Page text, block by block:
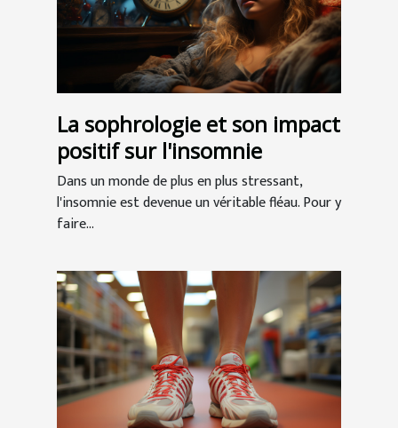
La sophrologie et son impact
positif sur l'insomnie
Dans un monde de plus en plus stressant,
l'insomnie est devenue un véritable fléau. Pour y
faire...